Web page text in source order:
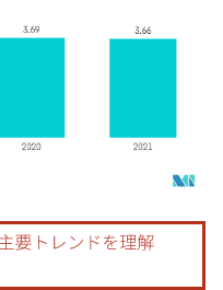
BY 4.0の表示が必要です。